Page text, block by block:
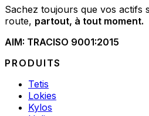
Sachez toujours que vos actifs
route, partout, à tout moment.
AIM: TRACISO 9001:2015
PRODUITS
Tetis
Lokies
Kylos